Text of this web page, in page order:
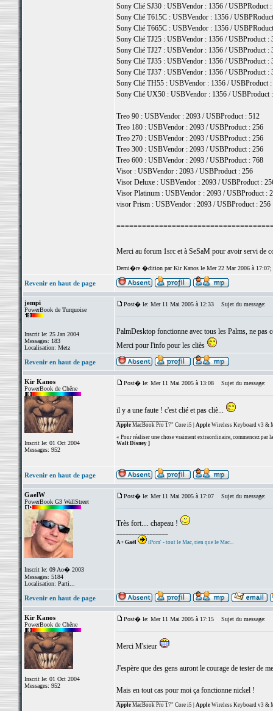
Sony Clié SJ30 : USBVendor : 1356 / USBPRoduct :
Sony Clié T615C : USBVendor : 1356 /
Sony Clié T665C : USBVendor : 1356 /
Sony Clié TJ25 : USBVendor : 1356 / USBProduct :
Sony Clié TJ27 : USBVendor : 1356 / USBProduct :
Sony Clié TJ35 : USBVendor : 1356 / USBProduct :
Sony Clié TJ37 : USBVendor : 1356 / USBProduct :
Sony Clié TH55 : USBVendor : 1356 / USBProduct :
Sony Clié UX50 : USBVendor : 1356 / USBProduct
Treo 90 : USBVendor : 2093 / USBProduct : 512
Treo 180 : USBVendor : 2093 / USBProduct : 256
Treo 270 : USBVendor : 2093 / USBProduct : 256
Treo 300 : USBVendor : 2093 / USBProduct : 256
Treo 600 : USBVendor : 2093 / USBProduct : 768
Visor : USBVendor : 2093 / USBProduct : 256
Visor Deluxe : USBVendor : 2093 / USBProduct :
Visor Platinum : USBVendor : 2093 / USBProduct :
visor Prism : USBVendor : 2093 / USBProduct : 256
Merci au forum 1src et à SeSaM pour avoir servi de
Derni�re �dition par Kir Kanos le Mer 22 Mar 2006 à
Revenir en haut de page
jempi
PowerBook de Turquoise
Inscrit le: 25 Jan 2004
Messages: 183
Localisation: Metz
Post� le: Mer 11 Mai 2005 à 12:33 Sujet du message:
PalmDesktop fonctionne avec tous les Palms, ne pas
Merci pour l'info pour les cliès
Revenir en haut de page
Kir Kanos
PowerBook de Chêne
Inscrit le: 01 Oct 2004
Messages: 952
Post� le: Mer 11 Mai 2005 à 13:08 Sujet du message:
il y a une faute ! c'est clié et pas cliè...
AppleMacBook Pro 17" Core i5 | AppleWireless Keyboard v3 &
« Pour réaliser une chose vraiment extraordinaire, commencez
Walt Disney ]
Revenir en haut de page
GaelW
PowerBook G3 WallStreet
Inscrit le: 09 Ao� 2003
Messages: 5184
Localisation: Parti...
Post� le: Mer 11 Mai 2005 à 17:07 Sujet du message:
Très fort.... chapeau !
A+ Gaël
iPom' - tout le Mac, rien que le Mac...
Revenir en haut de page
Kir Kanos
PowerBook de Chêne
Inscrit le: 01 Oct 2004
Messages: 952
Post� le: Mer 11 Mai 2005 à 17:15 Sujet du message:
Merci M'sieur
J'espère que des gens auront le courage de tester de
Mais en tout cas pour moi ça fonctionne nickel !
AppleMacBook Pro 17" Core i5 | AppleWireless Keyboard v3 &